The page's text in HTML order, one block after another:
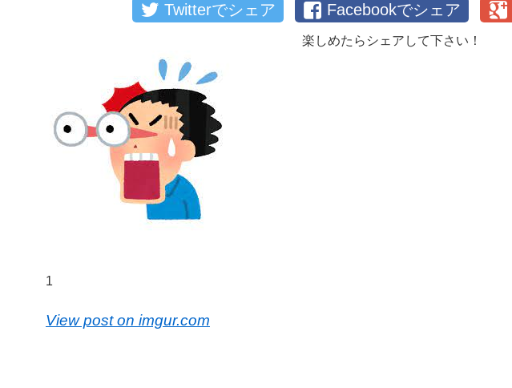
Twitterでシェア Facebookでシェア
楽しめたらシェアして下さい！
1
View post on imgur.com